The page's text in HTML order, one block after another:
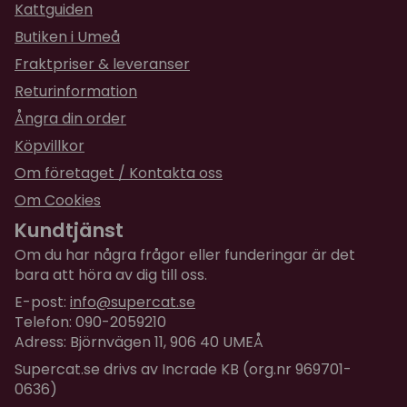
Se produktbild nr 3 för mått!
Kattguiden
Butiken i Umeå
Fraktpriser & leveranser
Returinformation
Ångra din order
Köpvillkor
Om företaget / Kontakta oss
Om Cookies
Kundtjänst
Om du har några frågor eller funderingar är det
bara att höra av dig till oss.
E-post: info@supercat.se
Telefon: 090-2059210
Adress: Björnvägen 11, 906 40 UMEÅ
Supercat.se drivs av Incrade KB (org.nr 969701-
0636)